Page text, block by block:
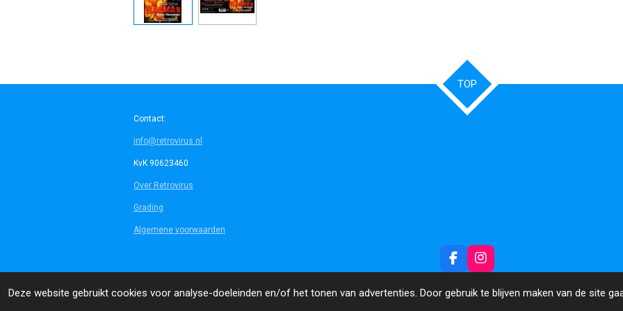
Deze website gebruikt cookies voor analyse-doeleinden en/of het tonen van advertenties. Door gebruik te blijven maken van de site
TOP
Contact:
info@retrovirus.nl
KvK 90623460
Over Retrovirus
Grading
Algemene voorwaarden
F
a
c
I
n
s